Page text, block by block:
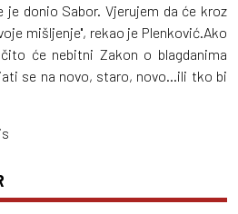
donio Sabor. Vjerujem da će kroz
mišljenje'', rekao je Plenković.Ako
će nebitni Zakon o blagdanima
se na novo, staro, novo...ili tko bi